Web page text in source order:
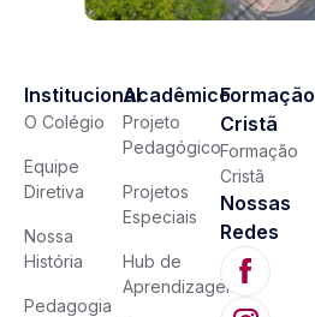
Institucional
O Colégio
Equipe
Diretiva
Nossa
História
Pedagogia
Acadêmico
Projeto
Pedagógico
Projetos
Especiais
Hub de
Aprendizagem
Formação
Cristã
Formação
Cristã
Nossas
Redes